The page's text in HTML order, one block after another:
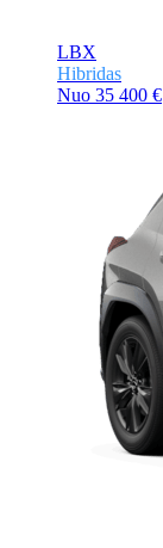
LBX
Hibridas
Nuo 35 400 €